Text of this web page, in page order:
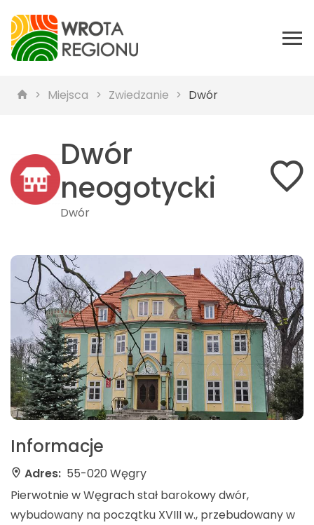
Miejsca Zwiedzanie Dwór
Dwór
neogotycki
Dwór
Informacje
Adres: 55-020 Węgry
Pierwotnie w Węgrach stał barokowy dwór,
wybudowany na początku XVIII w., przebudowany w